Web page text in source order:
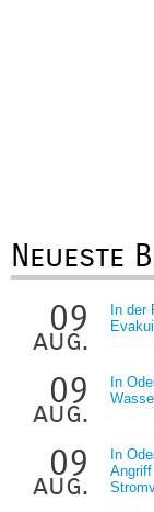
Neueste
09
aug.
In der
09
aug.
In
09
aug.
In